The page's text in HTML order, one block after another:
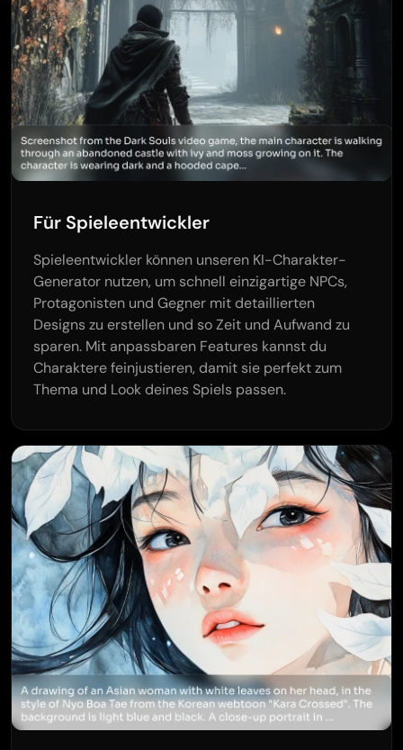
Für Spieleentwickler
Spieleentwickler können unseren KI-Charakter-
Generator nutzen, um schnell einzigartige NPCs,
Protagonisten und Gegner mit detaillierten
Designs zu erstellen und so Zeit und Aufwand zu
sparen. Mit anpassbaren Features kannst du
Charaktere feinjustieren, damit sie perfekt zum
Thema und Look deines Spiels passen.